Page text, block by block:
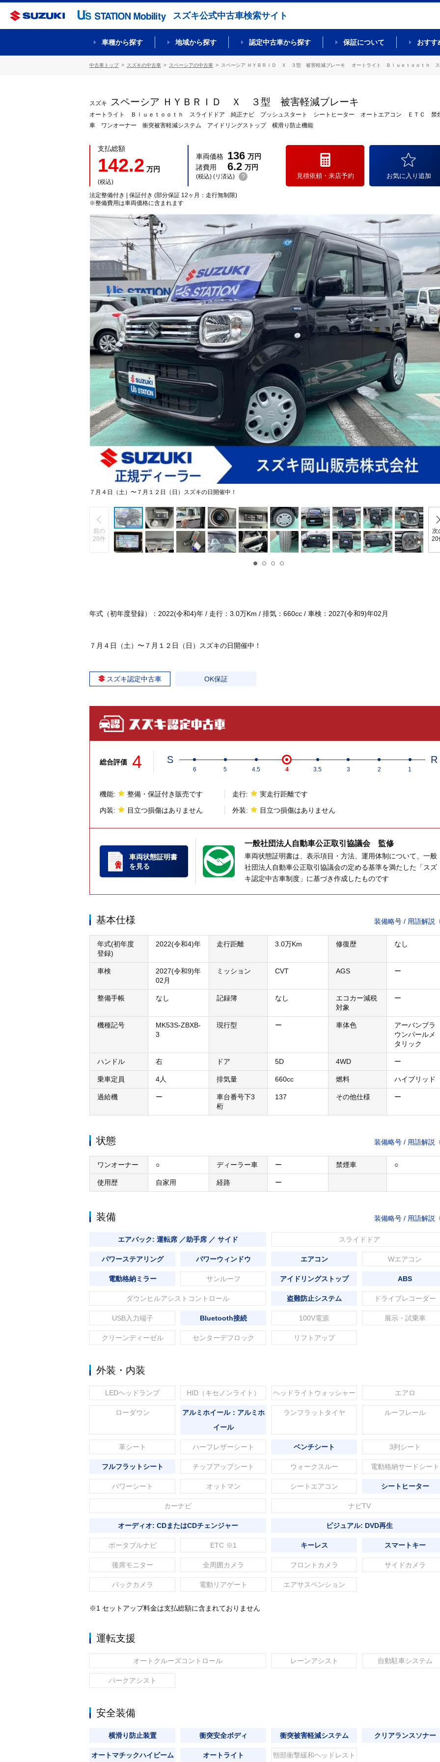
スズキ公式中古車検索サイト
車種から探す 地域から探す 認定中古車から探す 保証について おすす
中古車トップ スズキの中古車 スペーシアの中古車 スペーシア ＨＹＢＲＩＤ Ｘ ３型 被害軽減ブレーキ オートライト Ｂｌｕｅｔｏｏｔｈ
スズキ スペーシア ＨＹＢＲＩＤ Ｘ ３型 被害軽減ブレーキ
オートライト Ｂｌｕｅｔｏｏｔｈ スライドドア 純正ナビ プッシュスタート シートヒーター オートエアコン ＥＴＣ 禁
車 ワンオーナー 衝突被害軽減システム アイドリングストップ 横滑り防止機能
支払総額
142.2 万円
(税込)
車両価格 136 万円
諸費用
6.2 万円
(税込) (リ済込) ?
法定整備付き | 保証付き (部分保証 12ヶ月：走行無制限)
※整備費用は車両価格に含まれます
見積依頼・来店予約 お気に入り追加
７月４日（土）〜７月１２日（日）スズキの日開催中！
前の
20件
次
20
年式（初年度登録）：2022(令和4)年 / 走行：3.0万Km / 排気：660cc / 車検：2027(令和9)年02月
７月４日（土）〜７月１２日（日）スズキの日開催中！
スズキ認定中古車 OK保証
総合評価 4 S R
6 5 4.5 4 3.5 3 2 1
機能: 整備・保証付き販売です 走行: 実走行距離です
内装: 目立つ損傷はありません 外装: 目立つ損傷はありません
車両状態証明書
を見る
一般社団法人 自動車公正取引協議会 監修
車両状態証明書は、表示項目・方法、運用体制について、一般
社団法人自動車公正取引協議会の定める基準を満たした「スズ
キ認定中古車制度」に基づき作成したものです
基本仕様 装備略号 / 用語解説
年式(初年度
登録)
2022(令和4)年 走行距離 3.0万Km 修復歴 なし
車検
2027(令和9)年
02月
ミッション CVT AGS ー
整備手帳 なし 記録簿 なし
エコカー減税
対象
ー
機種記号
MK53S-ZBXB-
3
現行型 ー 車体色
アーバンブラ
ウンパールメ
タリック
ハンドル 右 ドア 5D 4WD ー
乗車定員 4人 排気量 660cc 燃料 ハイブリッド
過給機 ー
車台番号下3
桁
137 その他仕様 ー
状態 装備略号 / 用語解説
ワンオーナー ○ ディーラー車 ー 禁煙車 ○
使用歴 自家用 経路 ー
装備 装備略号 / 用語解説
エアバック: 運転席 ／助手席 ／ サイド スライドドア
パワーステアリング パワーウィンドウ エアコン Wエアコン
電動格納ミラー サンルーフ アイドリングストップ ABS
ダウンヒルアシストコントロール 盗難防止システム ドライブレコーダー
USB入力端子 Bluetooth接続 100V電源 展示・試乗車
クリーンディーゼル センターデフロック リフトアップ
外装・内装
LEDヘッドランプ HID（キセノンライト） ヘッドライトウォッシャー エアロ
ローダウン
アルミホイール：アルミホ
イール
ランフラットタイヤ ルーフレール
革シート ハーフレザーシート ベンチシート 3列シート
フルフラットシート チップアップシート ウォークスルー 電動格納サードシート
パワーシート オットマン シートエアコン シートヒーター
カーナビ ナビTV
オーディオ: CDまたはCDチェンジャー ビジュアル: DVD再生
ポータブルナビ ETC ※1 キーレス スマートキー
後席モニター 全周囲カメラ フロントカメラ サイドカメラ
バックカメラ 電動リアゲート エアサスペンション
※1 セットアップ料金は支払総額に含まれておりません
運転支援
オートクルーズコントロール レーンアシスト 自動駐車システム
パークアシスト
安全装備
横滑り防止装置 衝突安全ボディ 衝突被害軽減システム クリアランスソナー
オートマチックハイビーム オートライト 頸部衝撃緩和ヘッドレスト